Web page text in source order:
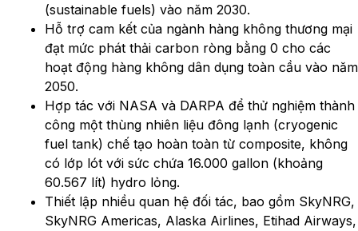
(sustainable fuels) vào năm 2030.
Hỗ trợ cam kết của ngành hàng không thương mại
đạt mức phát thải carbon ròng bằng 0 cho các
hoạt động hàng không dân dụng toàn cầu vào năm
2050.
Hợp tác với NASA và DARPA để thử nghiệm thành
công một thùng nhiên liệu đông lạnh (cryogenic
fuel tank) chế tạo hoàn toàn từ composite, không
có lớp lót với sức chứa 16.000 gallon (khoảng
60.567 lít) hydro lỏng.
Thiết lập nhiều quan hệ đối tác, bao gồm SkyNRG,
SkyNRG Americas, Alaska Airlines, Etihad Airways,